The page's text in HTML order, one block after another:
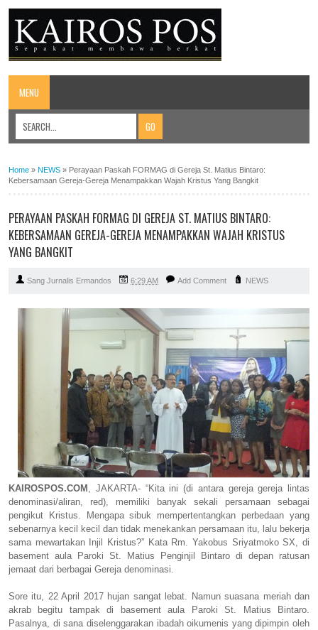
MENU
Home » NEWS » Perayaan Paskah FORMAG di Gereja St. Matius Bintaro:
Kebersamaan Gereja-Gereja Menampakkan Wajah Kristus Yang Bangkit
PERAYAAN PASKAH FORMAG DI GEREJA ST. MATIUS BINTARO:
KEBERSAMAAN GEREJA-GEREJA MENAMPAKKAN WAJAH KRISTUS
YANG BANGKIT
Sang Jurnalis Ermandos 6:29 AM Add Comment NEWS
KAIROSPOS.COM , JAKARTA- “Kita ini (di antara gereja gereja lintas
denominasi/aliran, red), memiliki banyak sekali persamaan sebagai
pengikut Kristus. Mengapa sibuk mempertentangkan perbedaan yang
sebenarnya kecil kecil dan tidak menekankan persamaan itu, lalu bekerja
sama mewartakan Injil Kristus?” Kata Rm. Yakobus Sriyatmoko SX, di
basement aula Paroki St. Matius Penginjil Bintaro di depan ratusan
jemaat dari berbagai Gereja denominasi.
Sore itu, 22 April 2017 hujan sangat lebat. Namun suasana meriah dan
akrab begitu tampak di basement aula Paroki St. Matius Bintaro.
Pasalnya, di sana diselenggarakan ibadah oikumenis yang dipimpin oleh